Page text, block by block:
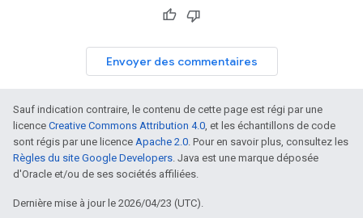
Envoyer des commentaires
Sauf indication contraire, le contenu de cette page est régi par une
licence Creative Commons Attribution 4.0, et les échantillons de code
sont régis par une licence Apache 2.0. Pour en savoir plus, consultez les
Règles du site Google Developers. Java est une marque déposée
d'Oracle et/ou de ses sociétés affiliées.
Dernière mise à jour le 2026/04/23 (UTC).